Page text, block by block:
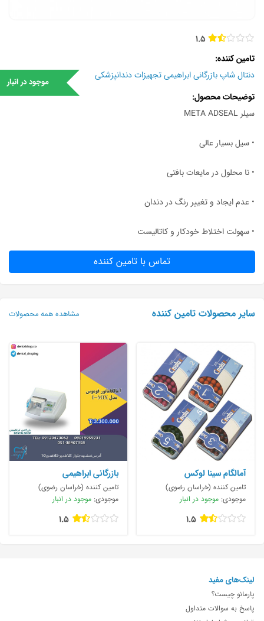
1.5
موجود در انبار
تامین کننده
دنتال شاپ بازرگانی ابراهیمی تجهیزات دندانپزشکی
توضیحات محصول
سیلر META ADSEAL
• سیل بسیار عالی
• نا محلول در مایعات بافتی
• عدم ایجاد و تغییر رنگ در دندان
• سهولت اختلاط خودکار و کاتالیست
تماس با تامین کننده
سایر محصولات تامین کننده مشاهده همه محصولات
آمالگام سینا لوکس
تامین کننده (خراسان رضوی)
موجودی: موجود در انبار
1.5
بازرگانی ابراهیمی
تامین کننده (خراسان رضوی)
موجودی: موجود در انبار
1.5
لینک‌های مفید
پارمانو چیست؟
پاسخ به سوالات متداول